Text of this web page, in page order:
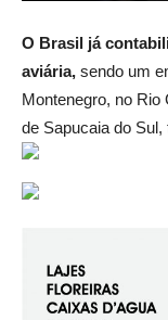
O Brasil já
aviária, sendo um
Montenegro, no Rio
de Sapucaia do